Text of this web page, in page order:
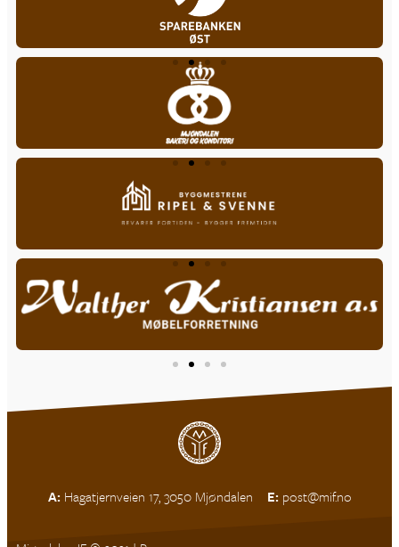
A:Hagatjernveien 17, 3050 Mjøndalen E: post@mif.no